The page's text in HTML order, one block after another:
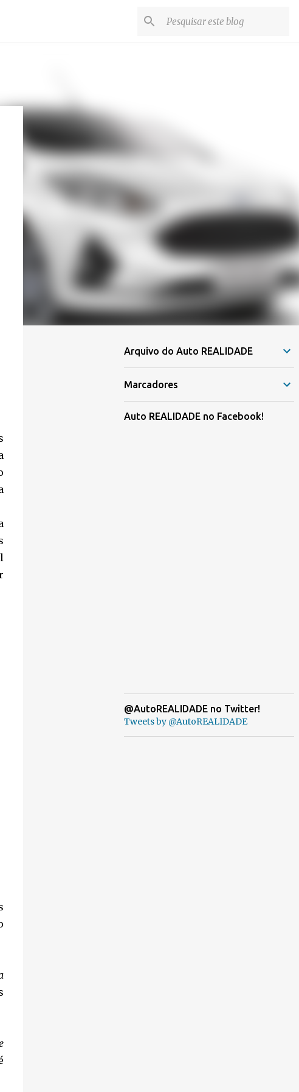
Arquivo do Auto REALIDADE
Marcadores
Auto REALIDADE no Facebook!
@AutoREALIDADE no Twitter!
Tweets by @AutoREALIDADE